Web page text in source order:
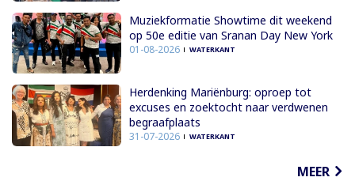
Muziekformatie Showtime dit weekend
op 50e editie van Sranan Day New York
01-08-2026 WATERKANT
Herdenking Mariënburg: oproep tot
excuses en zoektocht naar verdwenen
begraafplaats
31-07-2026 WATERKANT
MEER